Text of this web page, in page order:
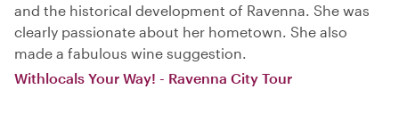
and the historical development of Ravenna. She was
clearly passionate about her hometown. She also
made a fabulous wine suggestion.
Withlocals Your Way! - Ravenna City Tour